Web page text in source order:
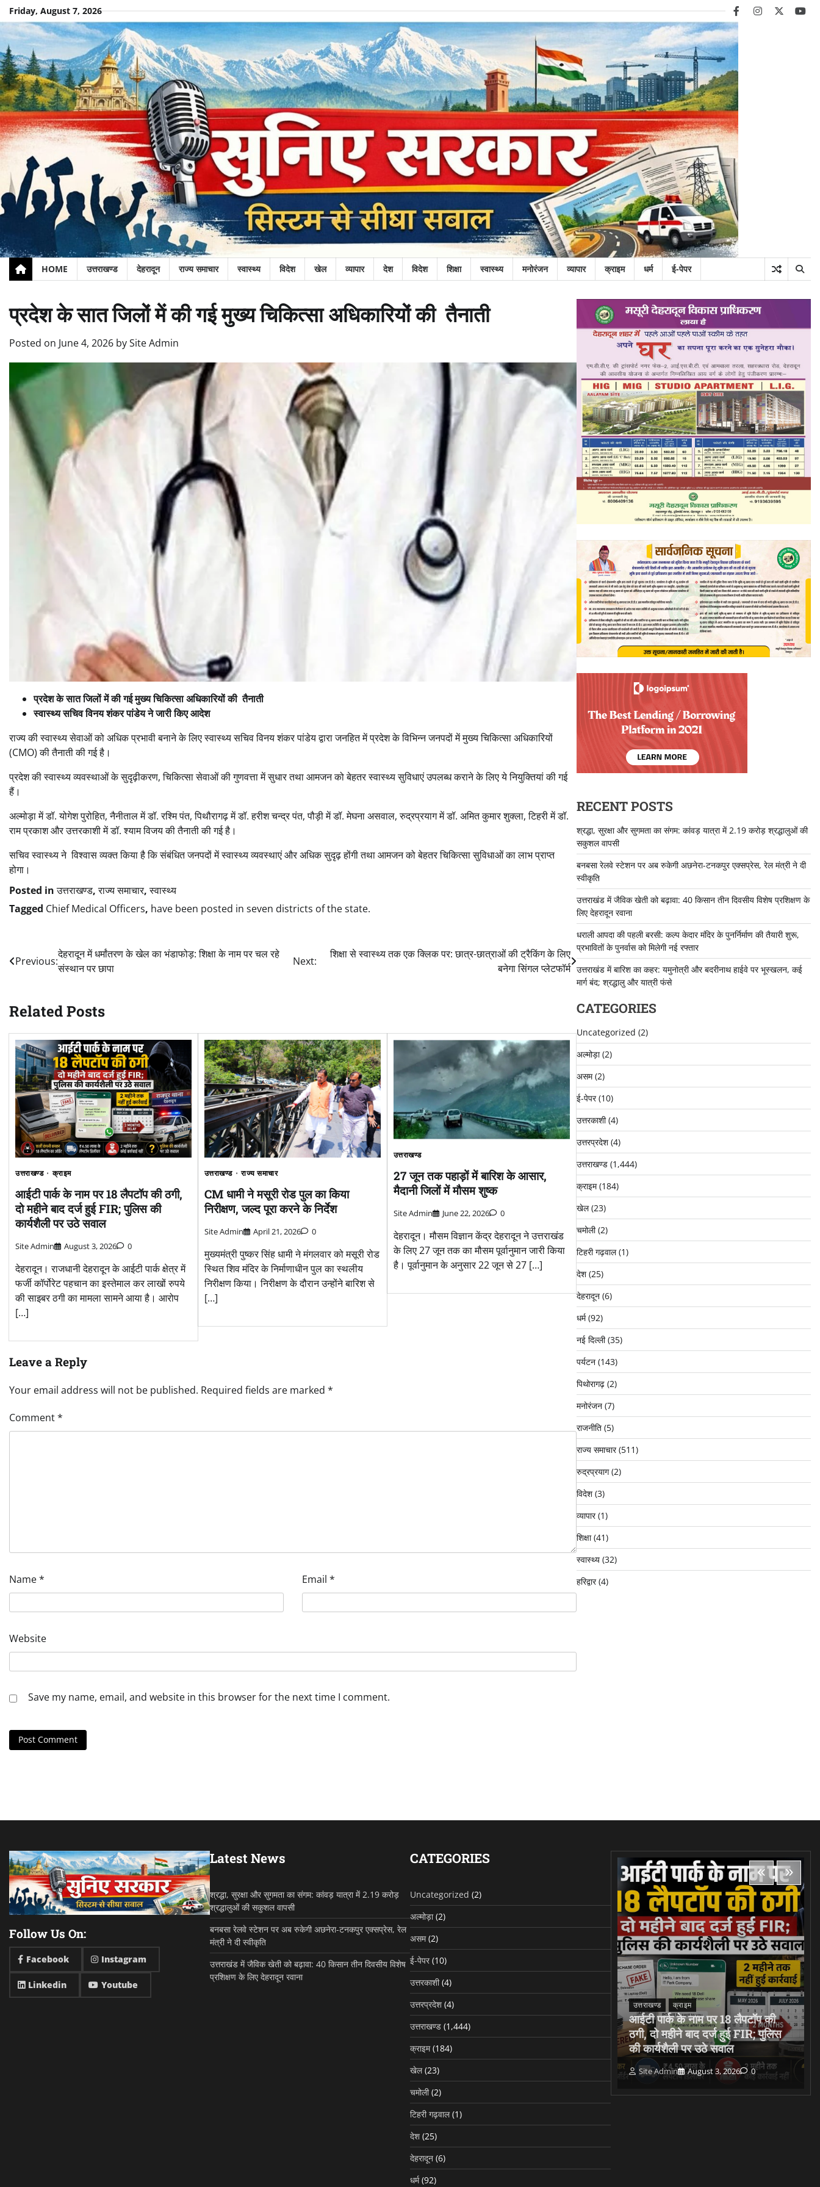
Skip
to
content
Friday, August 7, 2026 facebookinstagram
twitter
HOME उत्तराखण्ड देहरादून राज्य समाचार स्वास्थ्य विदेश खेल व्यापार देश विदेश शिक्षा स्वास्थ्य मनोरंजन व्यापार क्राइम धर्म ई-पेपर
प्रदेश के सात जिलों में की गई मुख्य चिकित्सा अधिकारियों की तैनाती
Posted on June 4, 2026 bySite Admin
प्रदेश के सात जिलों में की गई मुख्य चिकित्सा अधिकारियों की तैनाती
स्वास्थ्य सचिव विनय शंकर पांडेय ने जारी किए आदेश
राज्य की स्वास्थ्य सेवाओं को अधिक प्रभावी बनाने के लिए स्वास्थ्य सचिव विनय शंकर पांडेय द्वारा जनहित में प्रदेश के विभिन्न जनपदों में मुख्य चिकित्सा अधिकारियों
(CMO) की तैनाती की गई है।
प्रदेश की स्वास्थ्य व्यवस्थाओं के सुदृढ़ीकरण, चिकित्सा सेवाओं की गुणवत्ता में सुधार तथा आमजन को बेहतर स्वास्थ्य सुविधाएं उपलब्ध कराने के लिए ये नियुक्तियां की गई
हैं।
अल्मोड़ा में डॉ. योगेश पुरोहित, नैनीताल में डॉ. रश्मि पंत, पिथौरागढ़ में डॉ. हरीश चन्द्र पंत, पौड़ी में डॉ. मेघना असवाल, रुद्रप्रयाग में डॉ. अमित कुमार शुक्ला, टिहरी में डॉ.
राम प्रकाश और उत्तरकाशी में डॉ. श्याम विजय की तैनाती की गई है।
सचिव स्वास्थ्य ने विश्वास व्यक्त किया है कि संबंधित जनपदों में स्वास्थ्य व्यवस्थाएं और अधिक सुदृढ़ होंगी तथा आमजन को बेहतर चिकित्सा सुविधाओं का लाभ प्राप्त
होगा।
Posted inउत्तराखण्ड,राज्य समाचार,स्वास्थ्य
Tagged Chief Medical Officers, have been posted in seven districts of the state.
Post
navigation
Previous:
देहरादून में धर्मांतरण के खेल का भंडाफोड़: शिक्षा के नाम पर चल रहे
संस्थान पर छापा
Next:
शिक्षा से स्वास्थ्य तक एक क्लिक पर: छात्र-छात्राओं की ट्रैकिंग के लिए
बनेगा सिंगल प्लेटफॉर्म
Related Posts
उत्तराखण्ड क्राइम
आईटी पार्क के नाम पर 18 लैपटॉप की ठगी,
दो महीने बाद दर्ज हुई FIR; पुलिस की
कार्यशैली पर उठे सवाल
Site Admin August 3, 2026 0
देहरादून। राजधानी देहरादून के आईटी पार्क क्षेत्र में
फर्जी कॉर्पोरेट पहचान का इस्तेमाल कर लाखों रुपये
की साइबर ठगी का मामला सामने आया है। आरोप
[…]
उत्तराखण्ड राज्य समाचार
CM धामी ने मसूरी रोड पुल का किया
निरीक्षण, जल्द पूरा करने के निर्देश
Site Admin April 21, 2026 0
मुख्यमंत्री पुष्कर सिंह धामी ने मंगलवार को मसूरी रोड
स्थित शिव मंदिर के निर्माणाधीन पुल का स्थलीय
निरीक्षण किया। निरीक्षण के दौरान उन्होंने बारिश से
[…]
उत्तराखण्ड
27 जून तक पहाड़ों में बारिश के आसार,
मैदानी जिलों में मौसम शुष्क
Site Admin June 22, 2026 0
देहरादून। मौसम विज्ञान केंद्र देहरादून ने उत्तराखंड
के लिए 27 जून तक का मौसम पूर्वानुमान जारी किया
है। पूर्वानुमान के अनुसार 22 जून से 27 […]
Leave a Reply
Your email address will not be published. Required fields are marked *
Comment*
Name* Email *
Website
Save my name, email, and website in this browser for the next time I comment.
RECENT POSTS
श्रद्धा, सुरक्षा और सुगमता का संगम: कांवड़ यात्रा में 2.19 करोड़ श्रद्धालुओं की
सकुशल वापसी
बनबसा रेलवे स्टेशन पर अब रुकेगी अछनेरा-टनकपुर एक्सप्रेस, रेल मंत्री ने दी
स्वीकृति
उत्तराखंड में जैविक खेती को बढ़ावा: 40 किसान तीन दिवसीय विशेष प्रशिक्षण के
लिए देहरादून रवाना
धराली आपदा की पहली बरसी: कल्प केदार मंदिर के पुनर्निर्माण की तैयारी शुरू,
प्रभावितों के पुनर्वास को मिलेगी नई रफ्तार
उत्तराखंड में बारिश का कहर: यमुनोत्री और बदरीनाथ हाईवे पर भूस्खलन, कई
मार्ग बंद; श्रद्धालु और यात्री फंसे
CATEGORIES
Uncategorized (2)
अल्मोड़ा(2)
असम(2)
ई-पेपर(10)
उत्तरकाशी(4)
उत्तरप्रदेश(4)
उत्तराखण्ड(1,444)
क्राइम(184)
खेल(23)
चमोली(2)
टिहरी गढ़वाल(1)
देश(25)
देहरादून(6)
धर्म(92)
नई दिल्ली(35)
पर्यटन(143)
पिथोरागढ़(2)
मनोरंजन(7)
राजनीति(5)
राज्य समाचार(511)
रुद्रप्रयाग(2)
विदेश(3)
व्यापार(1)
शिक्षा(41)
स्वास्थ्य(32)
हरिद्वार(4)
Follow Us On:
Facebook Instagram
Linkedin Youtube
Latest News
श्रद्धा, सुरक्षा और सुगमता का संगम: कांवड़ यात्रा में 2.19 करोड़
श्रद्धालुओं की सकुशल वापसी
बनबसा रेलवे स्टेशन पर अब रुकेगी अछनेरा-टनकपुर एक्सप्रेस, रेल
मंत्री ने दी स्वीकृति
उत्तराखंड में जैविक खेती को बढ़ावा: 40 किसान तीन दिवसीय विशेष
प्रशिक्षण के लिए देहरादून रवाना
CATEGORIES
Uncategorized (2)
अल्मोड़ा(2)
असम(2)
ई-पेपर(10)
उत्तरकाशी(4)
उत्तरप्रदेश (4)
उत्तराखण्ड (1,444)
क्राइम(184)
खेल(23)
चमोली(2)
टिहरी गढ़वाल(1)
देश (25)
देहरादून (6)
धर्म(92)
उत्तराखण्ड
सावधान! ‘फेक क्रेडिट SMS’ और
‘जंप्ड डिपॉजिट’ स्कैम से उड़ रहे बैंक
खातों के पैसे, एसटीएफ ने जारी की
एडवाइजरी
उत्तराखण्ड क्राइम
आईटी पार्क के नाम पर 18 लैपटॉप की
ठगी, दो महीने बाद दर्ज हुई FIR; पुलिस
की कार्यशैली पर उठे सवाल
Site Admin August 3, 2026 0